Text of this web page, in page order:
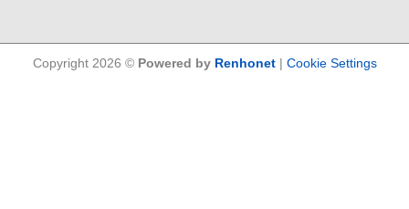
Copyright 2026 © Powered by Renhonet| Cookie Settings